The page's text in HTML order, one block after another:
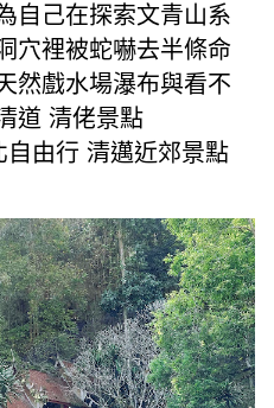
自己在探索文青山系
穴裡被蛇嚇去半條命
然戲水場瀑布與看不
道 清佬景點
由行 清邁近郊景點